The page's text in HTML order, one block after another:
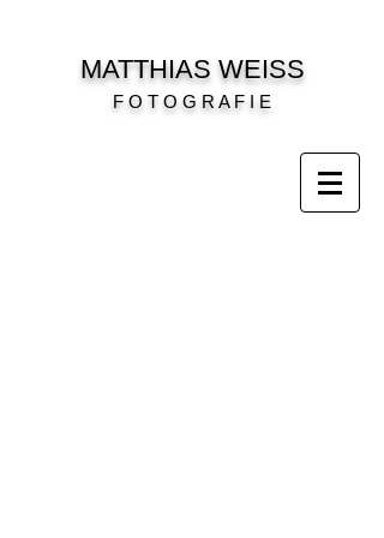
MATTHIAS WEISS
F O T O G R A F I E